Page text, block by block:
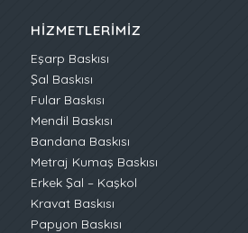
HIZMETLERIMIZ
Eşarp Baskısı
Şal Baskısı
Fular Baskısı
Mendil Baskısı
Bandana Baskısı
Metraj Kumaş Baskısı
Erkek Şal – Kaşkol
Kravat Baskısı
Papyon Baskısı